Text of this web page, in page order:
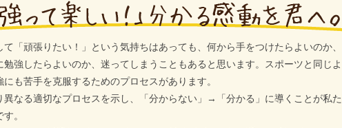
て「頑張りたい！」という気持ちはあっても、何から手をつけたらよいのか、
勉強したらよいのか、迷ってしまうこともあると思います。スポーツと同じよ
にも苦手を克服するためのプロセスがあります。
異なる適切なプロセスを示し、「分からない」→「分かる」に導くことが私た
。